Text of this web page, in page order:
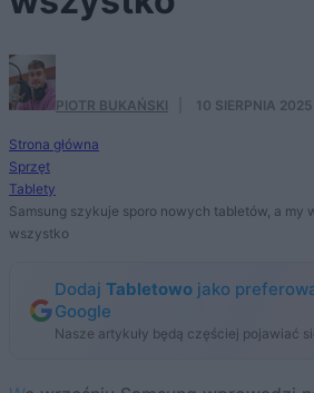
PIOTR BUKAŃSKI 10 SIERPNIA 2025
Strona główna
Sprzęt
Tablety
Samsung szykuje sporo nowych tabletów, a my
wszystko
Dodaj Tabletowo jako
Google
Nasze artykuły będą częściej pojawiać